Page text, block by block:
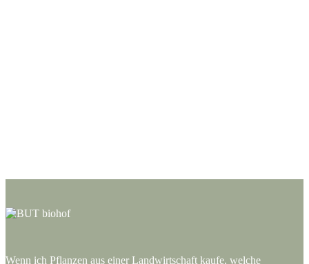
Wenn ich Pflanzen aus einer Landwirtschaft kaufe, welche